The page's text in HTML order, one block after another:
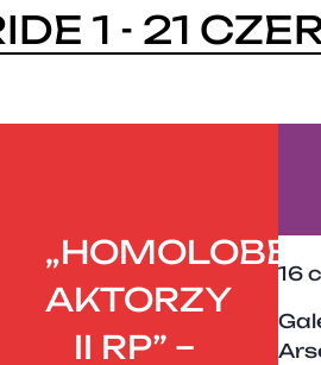
1 - 21
„HOMOLOBBY.
AKTORZY
II RP” –
16